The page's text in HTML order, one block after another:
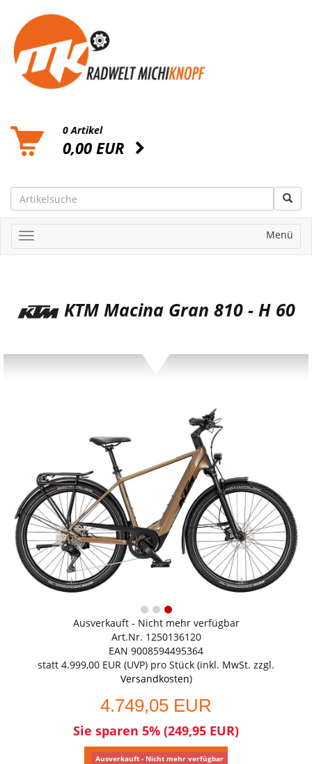
0 Artikel
0,00 EUR
Menü
KTM Macina Gran 810 - H 60
Ausverkauft - Nicht mehr verfügbar
Art.Nr. 1250136120
EAN 9008594495364
statt 4.999,00 EUR (UVP) pro Stück (inkl. MwSt. zzgl.
Versandkosten)
4.749,05 EUR
Sie sparen 5% (249,95 EUR)
Ausverkauft - Nicht mehr verfügbar